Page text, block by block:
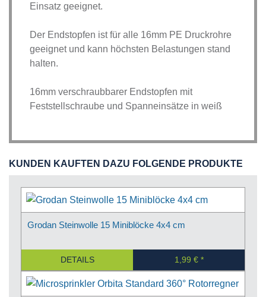
Einsatz geeignet.
Der Endstopfen ist für alle 16mm PE Druckrohre
geeignet und kann höchsten Belastungen stand
halten.
16mm verschraubbarer Endstopfen mit
Feststellschraube und Spanneinsätze in weiß
KUNDEN KAUFTEN DAZU FOLGENDE PRODUKTE
Grodan Steinwolle 15 Miniblöcke 4x4 cm
DETAILS 1,99 €